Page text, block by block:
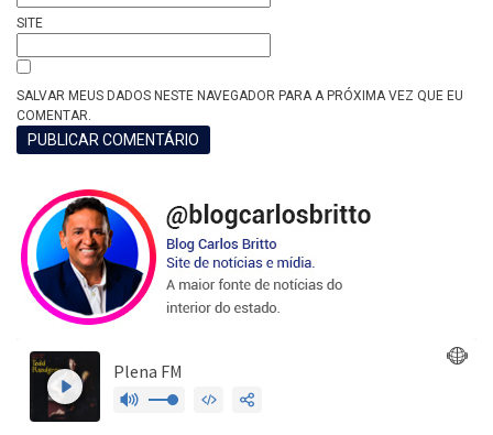
SITE
SALVAR MEUS DADOS NESTE NAVEGADOR PARA A PRÓXIMA VEZ QUE EU
COMENTAR.